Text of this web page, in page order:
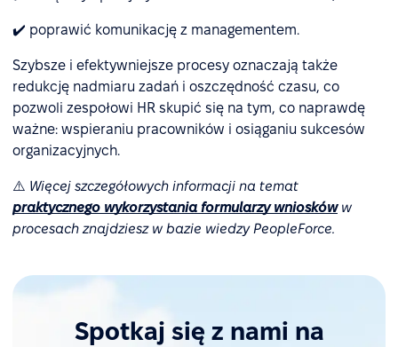
✔️ poprawić komunikację z managementem.
Szybsze i efektywniejsze procesy oznaczają także
redukcję nadmiaru zadań i oszczędność czasu, co
pozwoli zespołowi HR skupić się na tym, co naprawdę
ważne: wspieraniu pracowników i osiąganiu sukcesów
organizacyjnych.
⚠️ Więcej szczegółowych informacji na temat
praktycznego wykorzystania formularzy wnioskóww
procesach znajdziesz w bazie wiedzy PeopleForce.
Spotkaj się z nami na